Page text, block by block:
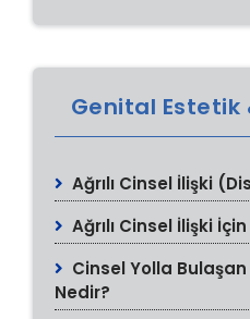
Genital Estetik
Ağrılı Cinsel İlişki
Ağrılı Cinsel İlişki
Cinsel Yolla
Nedir?